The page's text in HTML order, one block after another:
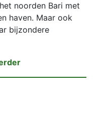
noorden Bari met
haven. Maar ook
bijzondere